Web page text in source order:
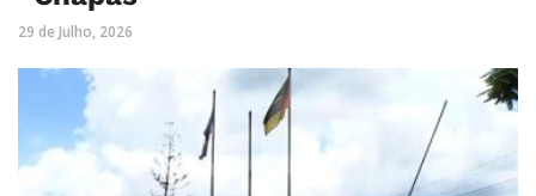
29 de Julho, 2026